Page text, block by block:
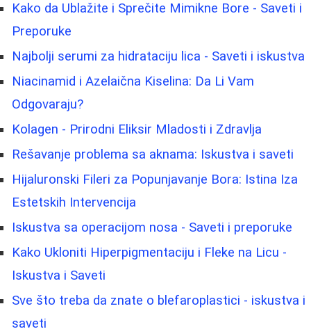
Kako da Ublažite i Sprečite Mimikne Bore - Saveti i
Preporuke
Najbolji serumi za hidrataciju lica - Saveti i iskustva
Niacinamid i Azelaična Kiselina: Da Li Vam
Odgovaraju?
Kolagen - Prirodni Eliksir Mladosti i Zdravlja
Rešavanje problema sa aknama: Iskustva i saveti
Hijaluronski Fileri za Popunjavanje Bora: Istina Iza
Estetskih Intervencija
Iskustva sa operacijom nosa - Saveti i preporuke
Kako Ukloniti Hiperpigmentaciju i Fleke na Licu -
Iskustva i Saveti
Sve što treba da znate o blefaroplastici - iskustva i
saveti